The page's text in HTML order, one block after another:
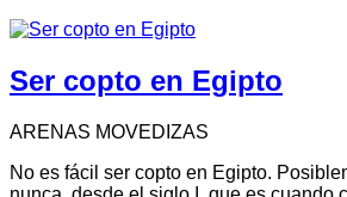
Ser copto en Egipto
ARENAS MOVEDIZAS
No es fácil ser copto en Egipto.